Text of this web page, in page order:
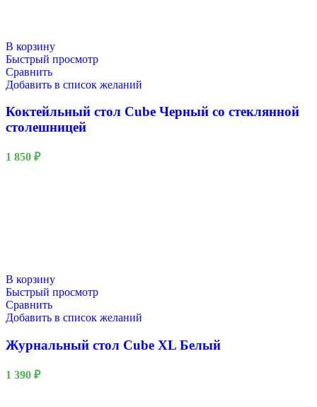
В корзину
Быстрый просмотр
Сравнить
Добавить в список желаний
Коктейльный стол Cube Черный со стеклянной
столешницей
1 850 ₽
В корзину
Быстрый просмотр
Сравнить
Добавить в список желаний
Журнальный стол Cube XL Белый
1 390 ₽